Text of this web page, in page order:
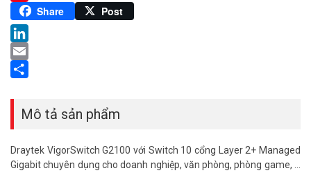
Pinterest
Share Post
LinkedIn
Email
Mô tả sản phẩm
Draytek VigorSwitch G2100 với Switch 10 cổng Layer 2+ Managed
Gigabit chuyên dụng cho doanh nghiệp, văn phòng, phòng game, …